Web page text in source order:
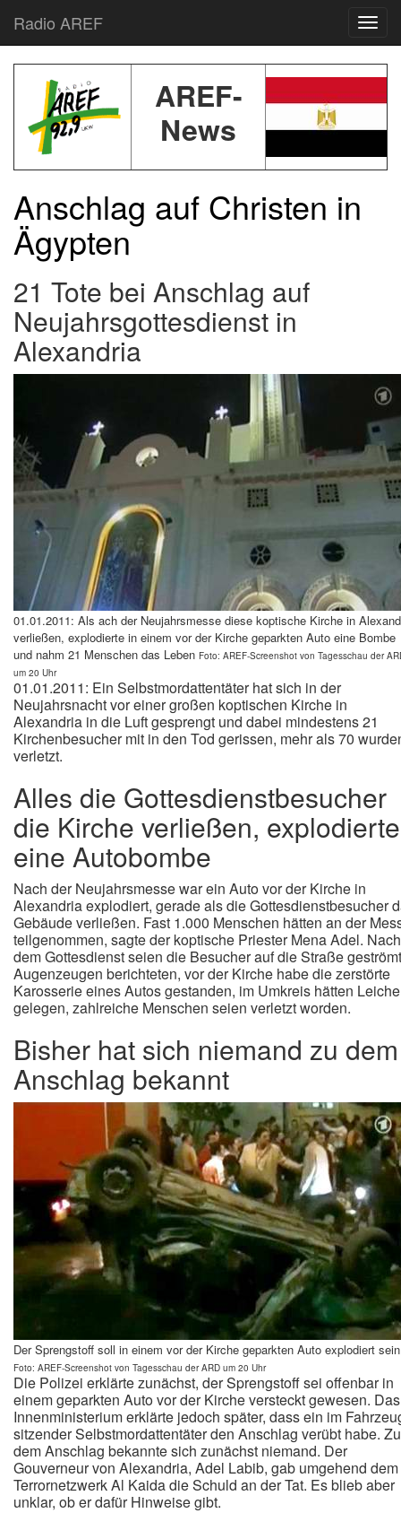
Radio AREF
AREF-
News
Anschlag auf Christen in
Ägypten
21 Tote bei Anschlag auf
Neujahrsgottesdienst in
Alexandria
01.01.2011: Als ach der Neujahrsmesse diese koptische Kirche in
verließen, explodierte in einem vor der Kirche geparkten Auto eine Bombe
und nahm 21 Menschen das Leben Foto: AREF-Screenshot von Tagesschau der
um 20 Uhr
01.01.2011: Ein Selbstmordattentäter hat sich in der
Neujahrsnacht vor einer großen koptischen Kirche in
Alexandria in die Luft gesprengt und dabei mindestens 21
Kirchenbesucher mit in den Tod gerissen, mehr als 70
verletzt.
Alles die Gottesdienstbesucher
die Kirche verließen, explodierte
eine Autobombe
Nach der Neujahrsmesse war ein Auto vor der Kirche in
Alexandria explodiert, gerade als die Gottesdienstbesucher
Gebäude verließen. Fast 1.000 Menschen hätten an der
teilgenommen, sagte der koptische Priester Mena Adel. Nach
dem Gottesdienst seien die Besucher auf die Straße
Augenzeugen berichteten, vor der Kirche habe die zerstörte
Karosserie eines Autos gestanden, im Umkreis hätten
gelegen, zahlreiche Menschen seien verletzt worden.
Bisher hat sich niemand zu dem
Anschlag bekannt
Der Sprengstoff soll in einem vor der Kirche geparkten Auto explodiert
Foto: AREF-Screenshot von Tagesschau der ARD um 20 Uhr
Die Polizei erklärte zunächst, der Sprengstoff sei offenbar in
einem geparkten Auto vor der Kirche versteckt gewesen. Das
Innenministerium erklärte jedoch später, dass ein im
sitzender Selbstmordattentäter den Anschlag verübt habe. Zu
dem Anschlag bekannte sich zunächst niemand. Der
Gouverneur von Alexandria, Adel Labib, gab umgehend dem
Terrornetzwerk Al Kaida die Schuld an der Tat. Es blieb aber
unklar, ob er dafür Hinweise gibt.